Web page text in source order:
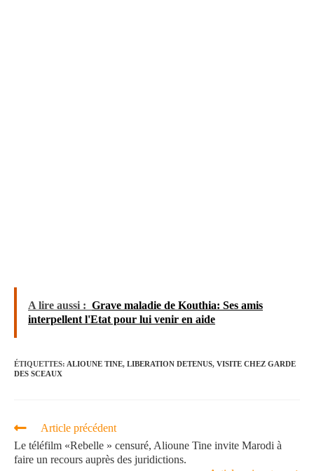
A lire aussi : Grave maladie de Kouthia: Ses amis
interpellent l'Etat pour lui venir en aide
ÉTIQUETTES: ALIOUNE TINE, LIBERATION DETENUS, VISITE CHEZ GARDE
DES SCEAUX
Article précédent
Le téléfilm «Rebelle » censuré, Alioune Tine invite Marodi à
faire un recours auprès des juridictions.